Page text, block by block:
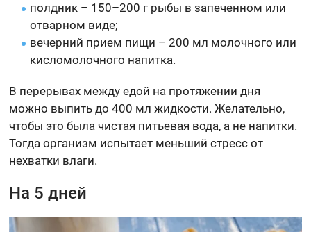
полдник – 150–200 г рыбы в запеченном или
отварном виде;
вечерний прием пищи – 200 мл молочного или
кисломолочного напитка.
В перерывах между едой на протяжении дня
можно выпить до 400 мл жидкости. Желательно,
чтобы это была чистая питьевая вода, а не напитки.
Тогда организм испытает меньший стресс от
нехватки влаги.
На 5 дней